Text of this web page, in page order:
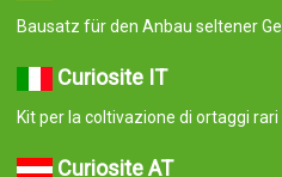
Bausatz für den Anbau seltener
Curiosite IT
Kit per la coltivazione di ortaggi rari
Curiosite AT